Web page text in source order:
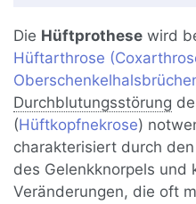
Die Hüftprothese wird
Hüftarthrose
Durchblutungsstörung
(Hüftkopfnekrose)
charakterisiert durch
des Gelenkknorpels und
Veränderungen, die oft